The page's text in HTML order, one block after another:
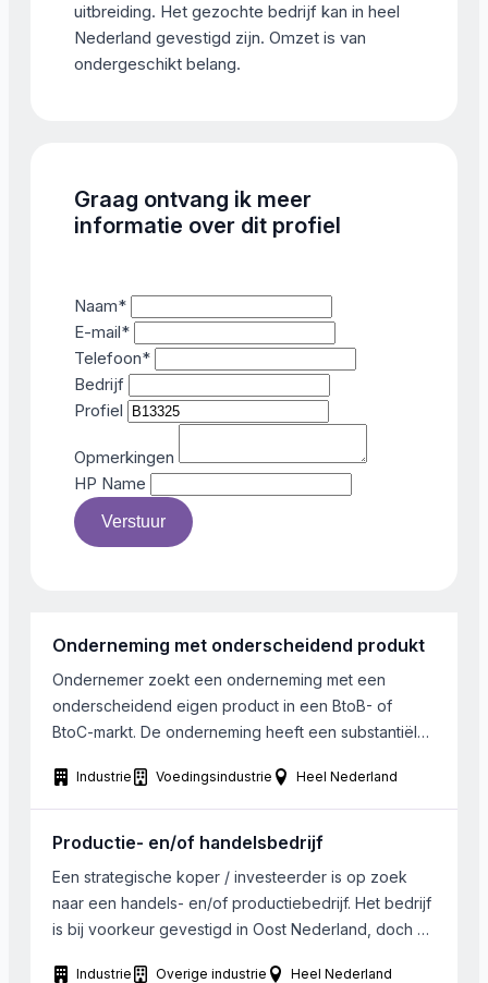
uitbreiding. Het gezochte bedrijf kan in heel
Nederland gevestigd zijn. Omzet is van
ondergeschikt belang.
Graag ontvang ik meer
informatie over dit profiel
Naam*
E-mail*
Telefoon*
Bedrijf
Profiel
Opmerkingen
HP Name
Verstuur
Onderneming met onderscheidend produkt
Ondernemer zoekt een onderneming met een
onderscheidend eigen product in een BtoB- of
BtoC-markt. De onderneming heeft een substantiële
dat intern op verschillende aspecten van de
organisatie ontwikkeling mogelijk is en product
development en innovatie centraal staan. De
beschikken, waar klantvraag en […]
Industrie Voedingsindustrie Heel Nederland
Productie- en/of handelsbedrijf
Een strategische koper / investeerder is op zoek
naar een handels- en/of productiebedrijf. Het bedrijf
is bij voorkeur gevestigd in Oost Nederland, doch dit
Industrie Overige industrie Heel Nederland